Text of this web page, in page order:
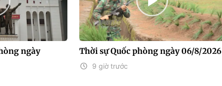
ngày
Thời sự Quốc phòng ngày 06/8/2026
9 giờ trước